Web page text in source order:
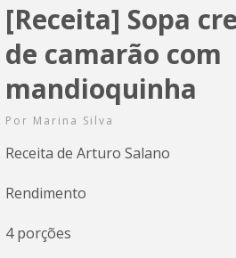
[Receita] Sopa
de camarão com
mandioquinha
Por Marina Silva
Receita de Arturo Salano
Rendimento
4 porções